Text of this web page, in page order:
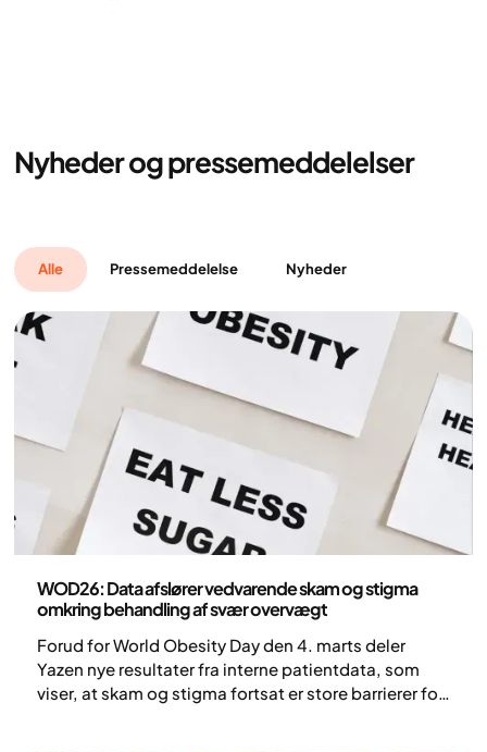
Nyheder og pressemeddelelser
Alle Pressemeddelelse Nyheder
WOD26: Data afslører vedvarende skam og stigma
omkring behandling af svær overvægt
Forud for World Obesity Day den 4. marts deler
Yazen nye resultater fra interne patientdata, som
viser, at skam og stigma fortsat er store barrierer for